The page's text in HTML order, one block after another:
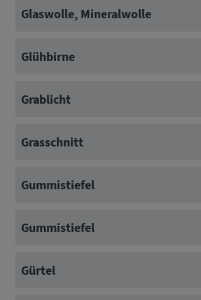
Glaswolle, Mineralwolle
Glühbirne
Grablicht
Grasschnitt
Gummistiefel
Gummistiefel
Gürtel